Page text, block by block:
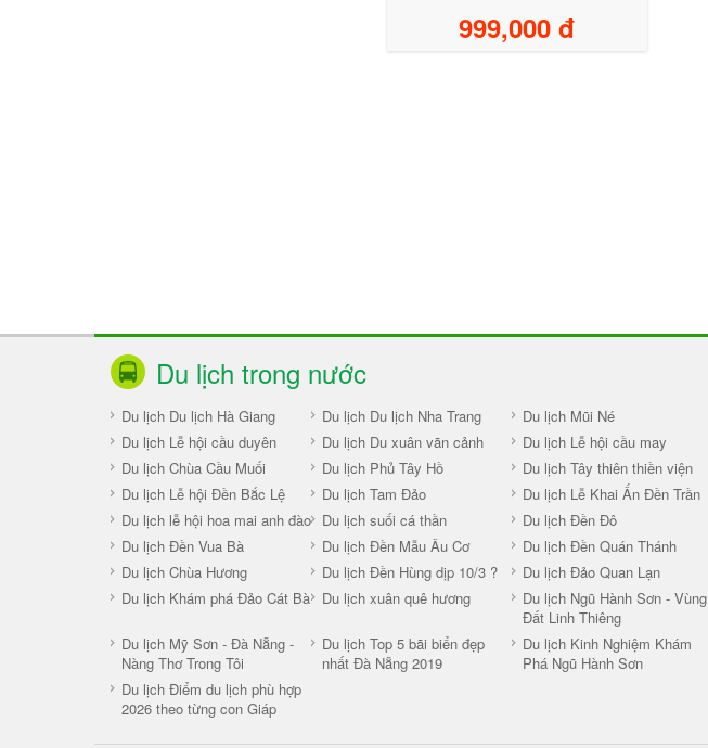
999,000 đ
Du lịch trong nước
Du lịch Du lịch Hà Giang Du lịch Du lịch Nha Trang
Du lịch Mũi Né
Du lịch Lễ hội cầu duyên
Du lịch Du xuân vãn cảnh
Du lịch Lễ hội cầu may
Du lịch Chùa Cầu Muối
Du lịch Phủ Tây Hồ
Du lịch Tây thiên thiền viện
Du lịch Lễ hội Đền Bắc Lệ
Du lịch Tam Đảo
Du lịch Lễ Khai Ấn Đền Trần
Du lịch lễ hội hoa mai anh đào Du lịch suối cá thần
Du lịch Đền Đô
Du lịch Đền Vua Bà
Du lịch Đền Mẫu Âu Cơ
Du lịch Đền Quán Thánh
Du lịch Chùa Hương
Du lịch Đền Hùng dịp 10/3 ?
Du lịch Đảo Quan Lạn
Du lịch Khám phá Đảo Cát Bà
Du lịch xuân quê hương
Du lịch Ngũ Hành Sơn - Vùng
Đất Linh Thiêng
Du lịch Mỹ Sơn - Đà Nẵng -
Nàng Thơ Trong Tôi
Du lịch Top 5 bãi biển đẹp
nhất Đà Nẵng 2019
Du lịch Kinh Nghiệm Khám
Phá Ngũ Hành Sơn
Du lịch Điểm du lịch phù hợp
2026 theo từng con Giáp